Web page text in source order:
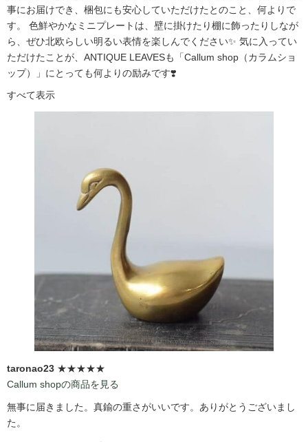
事にお届けでき、梱包にも安心していただけたとのこと、何よりで
す。 色鮮やかなミニプレートは、壁に掛けたり棚に飾ったりしなが
ら、ぜひ北欧らしい明るい表情を楽しんでください✨ 気に入ってい
ただけたことが、ANTIQUE LEAVESも「Callum shop（カラムショ
ップ）」にとっても何よりの励みです❣️
すべて表示
taronao23 ★★★★★
Callum shopの商品を見る
無事に届きました。真鍮の重さがいいです。ありがとうございまし
た。